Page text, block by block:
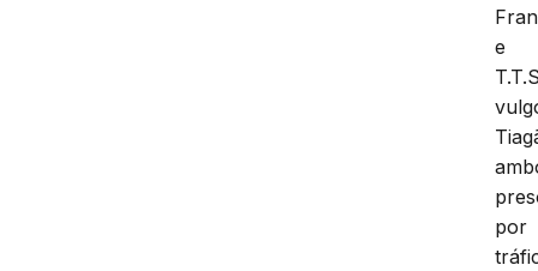
e
por